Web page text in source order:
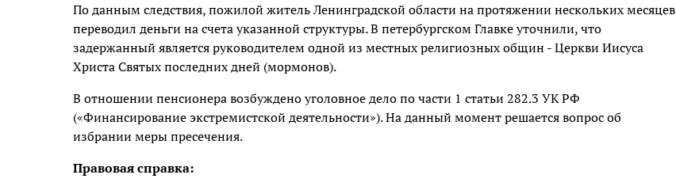
По данным следствия, пожилой житель Ленинградской области на протяжении нескольких месяцев
переводил деньги на счета указанной структуры. В петербургском Главке уточнили, что
задержанный является руководителем одной из местных религиозных общин - Церкви Иисуса
Христа Святых последних дней (мормонов).
В отношении пенсионера возбуждено уголовное дело по части 1 статьи 282.3 УК РФ
(«Финансирование экстремистской деятельности»). На данный момент решается вопрос об
избрании меры пресечения.
Правовая справка: